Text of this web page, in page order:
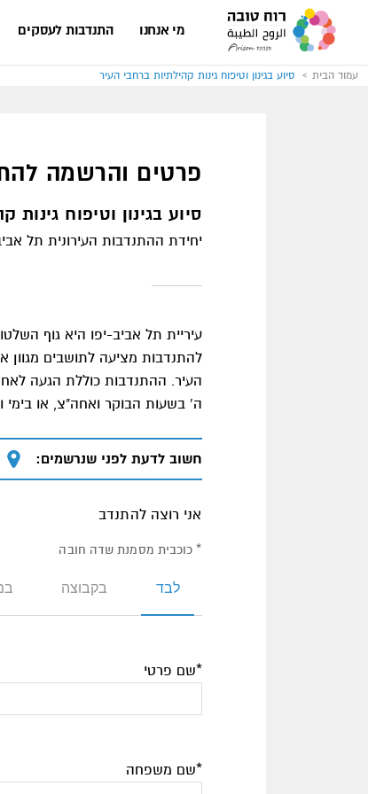
רוח
טובה
מי אנחנו התנדבות לעסקים
עמוד הבית סיוע בגינון וטיפוח גינות קהילתיות ברחבי העיר
פרטים והרשמה
סיוע בגינון וטיפוח גינות
יחידת ההתנדבות העירונית תל
עיריית תל אביב-יפו היא גוף
להתנדבות מציעה לתושבים מגוון
העיר. ההתנדבות כוללת הגעה
ה' בשעות הבוקר ואחה"צ, או
חשוב לדעת לפני שנרשמים:
אני רוצה להתנדב
* כוכבית מסמנת שדה חובה
לבד בקבוצה
*שם פרטי
*שם משפחה